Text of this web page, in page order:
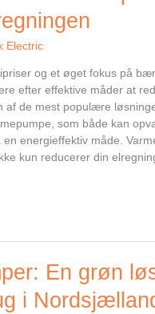
Electric
og et øget fokus på
efter effektive måder at
af de mest populære
som både kan
energieffektiv måde.
kun reducerer din
En grøn
i